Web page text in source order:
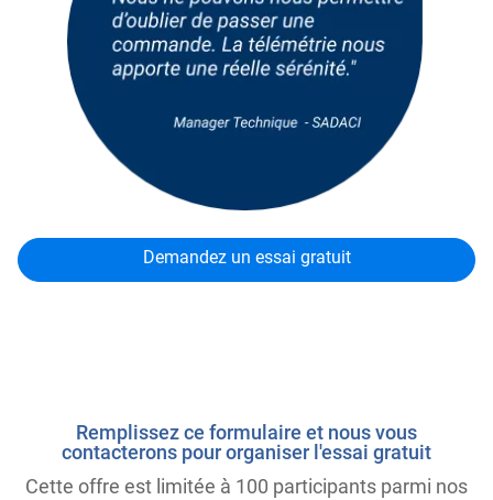
Demandez un essai gratuit
Remplissez ce formulaire et nous vous
contacterons pour organiser l'essai gratuit
Cette offre est limitée à 100 participants parmi nos